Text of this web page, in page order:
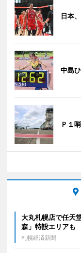
日本
中島
Ｐ１
大丸札幌店で任天
森」特設エリアも
札幌経済新聞